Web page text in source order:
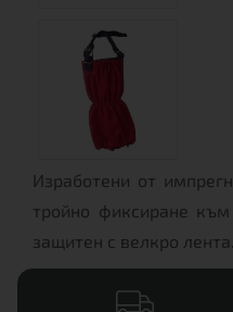
Изработени от
тройно фиксиране
защитен с велкро лента.